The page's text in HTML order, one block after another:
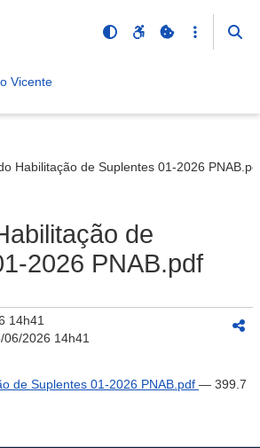
Vicente
Habilitação de Suplentes 01-2026
de
2026 PNAB.pdf
14h41
06/2026 14h41
de Suplentes 01-2026 PNAB.pdf — 399.7